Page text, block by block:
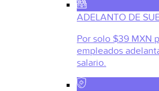
ADELANTO DE
Por solo $39 MXN
empleados
salario.